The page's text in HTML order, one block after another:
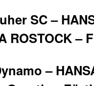
SC –
ROSTOCK –
–